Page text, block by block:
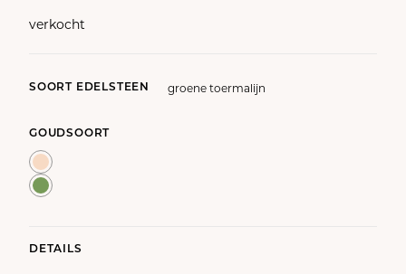
verkocht
SOORT EDELSTEEN groene toermalijn
GOUDSOORT
DETAILS